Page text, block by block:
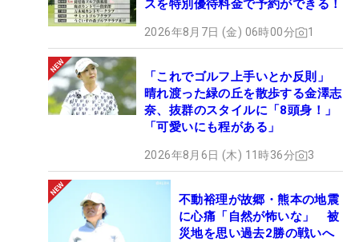
スを特別優待料金で予約ができる！
2026年8月7日 (金) 06時00分 1
「これでゴルフ上手いとか反則」
晴れ渡った緑の丘を散歩する金澤志
奈、抜群のスタイルに「8頭身！」
「可愛いにも程がある」
2026年8月6日 (木) 11時36分 3
不動裕理が故郷・熊本の地震
に心痛「自然が怖いな」 被
災地を思い過去2勝の戦いへ